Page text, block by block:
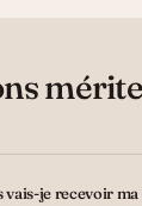
vais-je recevoir